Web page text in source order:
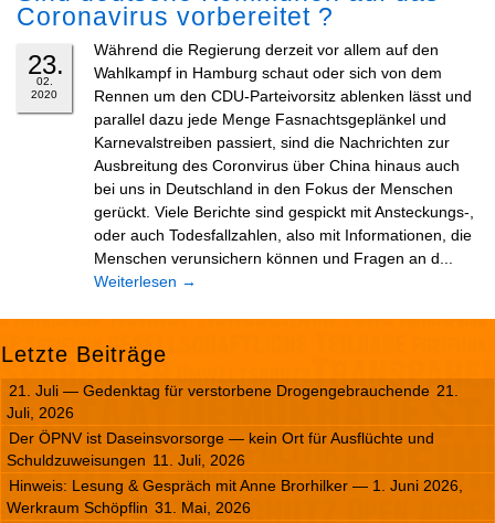
Coronavirus vorbereitet ?
23.
02.
2020
Während die Regierung derzeit vor allem auf den
Wahlkampf in Hamburg schaut oder sich von dem
Rennen um den CDU-Parteivorsitz ablenken lässt und
parallel dazu jede Menge Fasnachtsgeplänkel und
Karnevalstreiben passiert, sind die Nachrichten zur
Ausbreitung des Coronvirus über China hinaus auch
bei uns in Deutschland in den Fokus der Menschen
gerückt. Viele Berichte sind gespickt mit Ansteckungs-,
oder auch Todesfallzahlen, also mit Informationen, die
Menschen verunsichern können und Fragen an d...
Weiterlesen →
Letzte Beiträge
21. Juli — Gedenktag für verstorbene Drogengebrauchende 21.
Juli, 2026
Der ÖPNV ist Daseinsvorsorge — kein Ort für Ausflüchte und
Schuldzuweisungen 11. Juli, 2026
Hinweis: Lesung & Gespräch mit Anne Brorhilker — 1. Juni 2026,
Werkraum Schöpflin 31. Mai, 2026